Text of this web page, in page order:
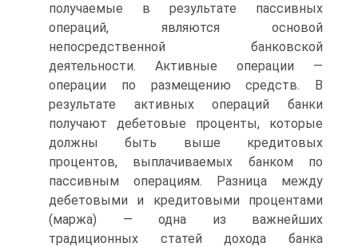
получаемые в результате пассивных
операций, являются основой
непосредственной банковской
деятельности. Активные операции —
операции по размещению средств. В
результате активных операций банки
получают дебетовые проценты, которые
должны быть выше кредитовых
процентов, выплачиваемых банком по
пассивным операциям. Разница между
дебетовыми и кредитовыми процентами
(маржа) — одна из важнейших
традиционных статей дохода банка